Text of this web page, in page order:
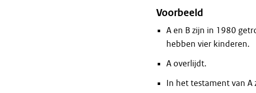
Voorbeeld
A en B zijn in 1980
hebben vier kinderen.
A overlijdt.
In het testament van